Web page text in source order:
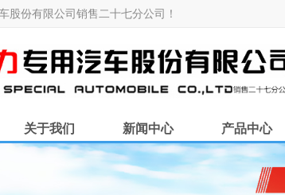
股份有限公司销售二十七分公司！
关于我们 新闻中心 产品中心